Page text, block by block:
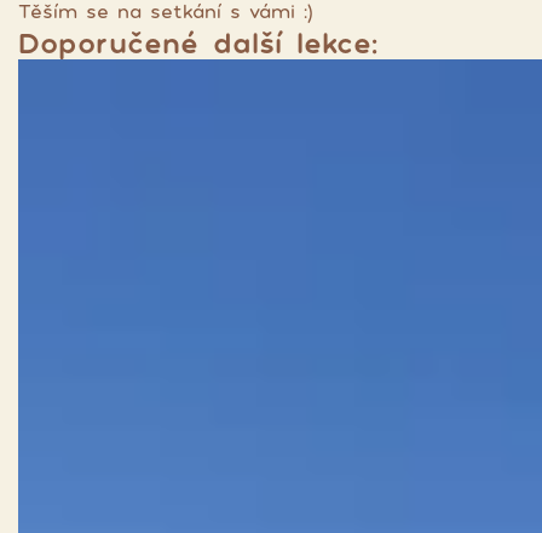
Těším se na setkání s vámi :)
Doporučené další lekce: